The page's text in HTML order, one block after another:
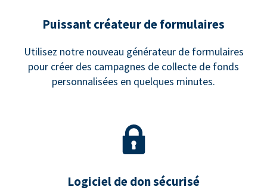
Puissant créateur de formulaires
Utilisez notre nouveau générateur de formulaires
pour créer des campagnes de collecte de fonds
personnalisées en quelques minutes.
Logiciel de don sécurisé